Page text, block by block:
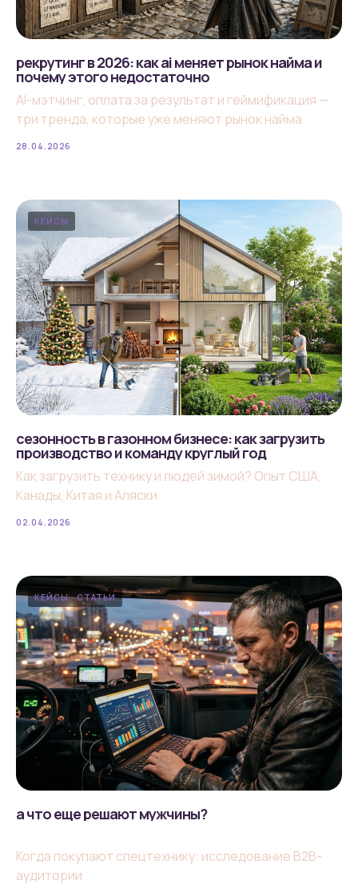
рекрутинг в 2026: как ai меняет рынок найма и
почему этого недостаточно
AI-мэтчинг, оплата за результат и геймификация —
три тренда, которые уже меняют рынок найма
28.04.2026
КЕЙСЫ
сезонность в газонном бизнесе: как загрузить
производство и команду круглый год
Как загрузить технику и людей зимой? Опыт США,
Канады, Китая и Аляски
02.04.2026
КЕЙСЫ СТАТЬИ
а что еще решают мужчины?
Когда покупают спецтехнику: исследование B2B-
аудитории